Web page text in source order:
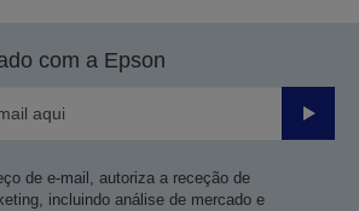
com a Epson
Enviar
de e-mail, autoriza a receção de
incluindo análise de mercado e